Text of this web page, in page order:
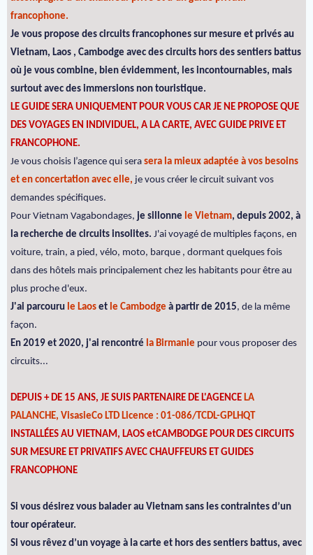
francophone.
Je vous propose des circuits francophones sur mesure et privés au
Vietnam, Laos , Cambodge avec des circuits hors des sentiers battus
où je vous combine, bien évidemment, les incontournables, mais
surtout avec des immersions non touristique.
LE GUIDE SERA UNIQUEMENT POUR VOUS CAR JE NE PROPOSE QUE
DES VOYAGES EN INDIVIDUEL, A LA CARTE, AVEC GUIDE PRIVE ET
FRANCOPHONE.
Je vous choisis l’agence qui sera sera la mieux adaptée à vos besoins
et en concertation avec elle, je vous créer le circuit suivant vos
demandes spécifiques.
Pour Vietnam Vagabondages, je sillonne le Vietnam, depuis 2002, à
la recherche de circuits insolites. J'ai voyagé de multiples façons, en
voiture, train, a pied, vélo, moto, barque , dormant quelques fois
dans des hôtels mais principalement chez les habitants pour être au
plus proche d'eux.
J'ai parcouru le Laos et le Cambodge à partir de 2015, de la même
façon.
En 2019 et 2020, j'ai rencontré la Birmanie pour vous proposer des
circuits...
DEPUIS + DE 15 ANS, JE SUIS PARTENAIRE DE L'AGENCE LA
PALANCHE, VisasieCo LTD Licence : 01-086/TCDL-GPLHQT
INSTALLÉES AU VIETNAM, LAOS etCAMBODGE POUR DES CIRCUITS
SUR MESURE ET PRIVATIFS AVEC CHAUFFEURS ET GUIDES
FRANCOPHONE
Si vous désirez vous balader au Vietnam sans les contraintes d’un
tour opérateur.
Si vous rêvez d’un voyage à la carte et hors des sentiers battus, avec